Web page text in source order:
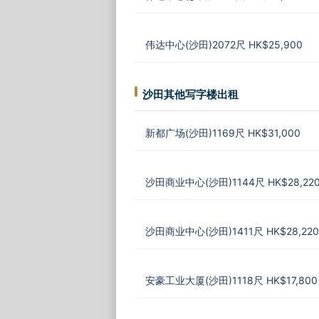
伟达中心(沙田)2072尺 HK$25,900
沙田其他写字楼出租
新都广场(沙田)1169尺 HK$31,000
沙田商业中心(沙田)1144尺
沙田商业中心(沙田)1411尺 HK$28,220
安豪工业大厦(沙田)1118尺 HK$17,800